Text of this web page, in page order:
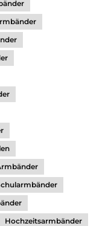
Hochzeitsarmbänder